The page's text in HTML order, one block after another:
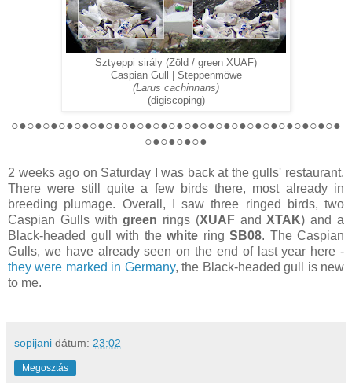
Sztyeppi sirály (Zöld / green XUAF)
Caspian Gull | Steppenmöwe
(Larus cachinnans)
(digiscoping)
○●○●○●○●○●○●○●○●○●○●○●○●○●○●○●○●○●○●○●○●○●
○●○●○●○●
2 weeks ago on Saturday I was back at the gulls' restaurant.
There were still quite a few birds there, most already in
breeding plumage. Overall, I saw three ringed birds, two
Caspian Gulls withgreen rings (XUAFandXTAK) and a
Black-headed gull with the white ring SB08. The Caspian
Gulls, we have already seen on the end of last year here -
they were marked in Germany, the Black-headed gull is new
to me.
sopijani dátum: 23:02
Megosztás